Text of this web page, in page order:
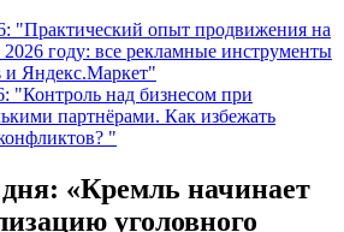
"Практический опыт продвижения на
2026 году: все рекламные инструменты
и Яндекс.Маркет"
"Контроль над бизнесом при
партнёрами. Как избежать
"
«Кремль начинает
уголовного